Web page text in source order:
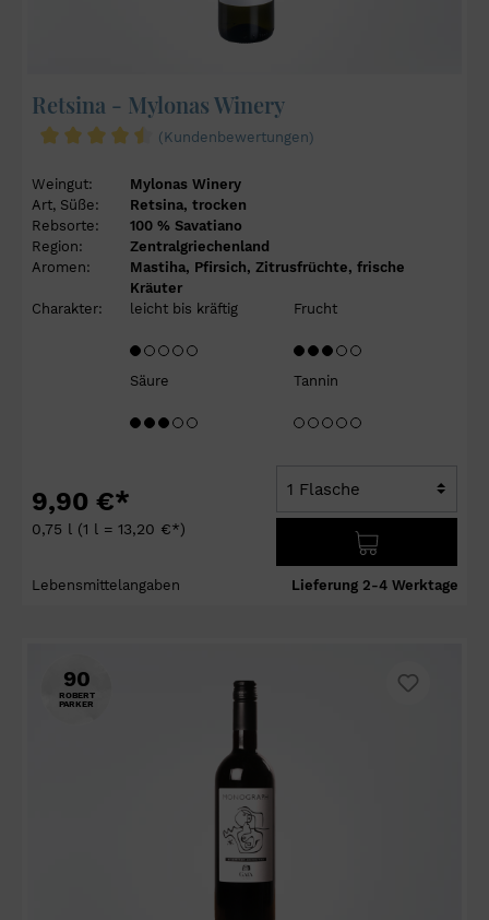
Retsina - Mylonas Winery
(Kundenbewertungen)
Weingut:
Mylonas Winery
Art, Süße:
Retsina, trocken
Rebsorte:
100 % Savatiano
Region:
Zentralgriechenland
Aromen:
Mastiha, Pfirsich, Zitrusfrüchte, frische
Kräuter
Charakter:
leicht bis kräftig Frucht
Säure Tannin
9,90 €*
0,75 l (1 l = 13,20 €*)
Lebensmittelangaben Lieferung 2-4 Werktage
90
ROBERT
PARKER